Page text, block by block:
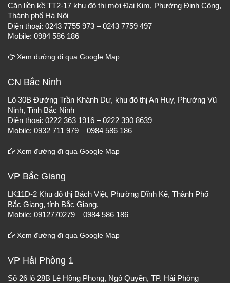
Căn liền kề TT2-17 khu đô thị mới Đại Kim, Phường Định Công,
Thành phố Hà Nội
Điện thoại: 0243 7755 973 – 0243 7759 497
Mobile: 0984 586 186
Xem đường đi qua Google Map
CN Bắc Ninh
Lô 30B Đường Trần Khánh Dư, khu đô thị An Huy, Phường Vũ
Ninh, Tỉnh Bắc Ninh
Điện thoại: 0222 363 1916 – 0222 390 8639
Mobile: 0932 711 979 – 0984 586 186
Xem đường đi qua Google Map
VP Bắc Giang
LK11D-2 Khu đô thị Bách Việt, Phường Dĩnh Kế, Thành Phố
Bắc Giang, tỉnh Bắc Giang.
Mobile: 0912770279 – 0984 586 186
Xem đường đi qua Google Map
VP Hải Phòng 1
Số 26 lô 28B Lê Hồng Phong, Ngô Quyền, TP. Hải Phòng